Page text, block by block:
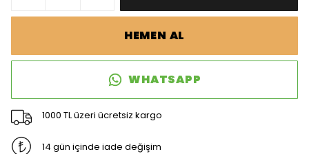
HEMEN AL
WHATSAPP
1000 TL üzeri ücretsiz kargo
14 gün içinde iade değişim